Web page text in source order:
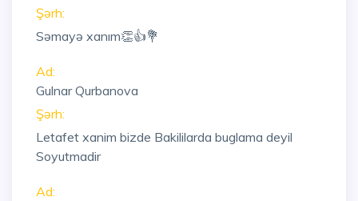
Şərh:
Səmayə xanım👏👍💐
Ad:
Gulnar Qurbanova
Şərh:
Letafet xanim bizde Bakililarda buglama deyil
Soyutmadir
Ad: